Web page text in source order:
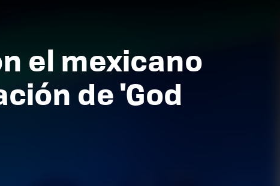
el mexicano
de 'God